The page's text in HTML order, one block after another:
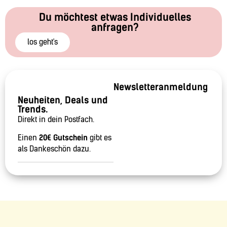
Du möchtest etwas Individuelles
anfragen?
los geht's
Neuheiten, Deals und
Trends.
Direkt in dein Postfach.
Einen 20€ Gutschein gibt es
als Dankeschön dazu.
Newsletteranmeldung